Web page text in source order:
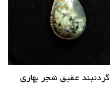
گردنبند عقیق شجر بهاری